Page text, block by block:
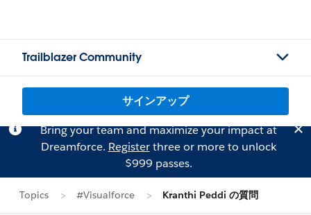
Trailblazer Community
サインアップ
Bring your team and maximize your impact at
Dreamforce. Registerthree or more to unlock
$999 passes.
Topics #Visualforce Kranthi Peddi の質問